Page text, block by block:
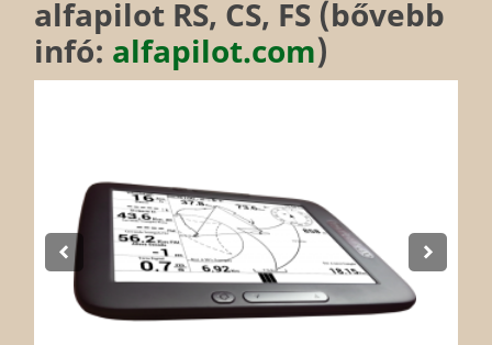
alfapilot RS, CS, FS (bővebb
infó: alfapilot.com)